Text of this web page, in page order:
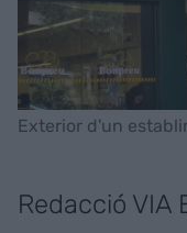
Exterior d'un
Redacció VIA